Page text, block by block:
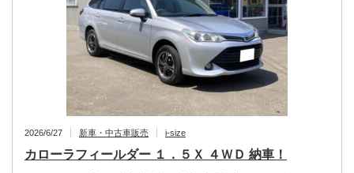
2026/6/27 新車・中古車販売 i-size
カローラフィールダー １．５Ｘ ４ＷＤ 納車！